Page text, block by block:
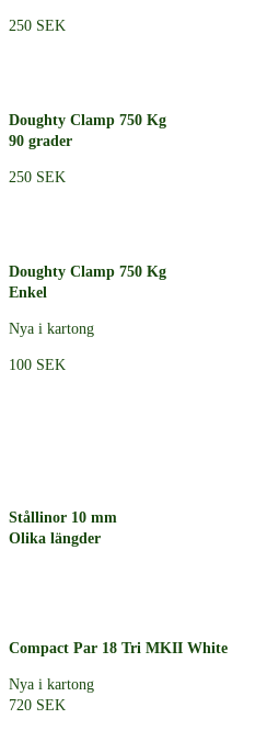
250 SEK
Doughty Clamp 750 Kg
90 grader
250 SEK
Doughty Clamp 750 Kg
Enkel
Nya i kartong
100 SEK
Stållinor 10 mm
Olika längder
Compact Par 18 Tri MKII White
Nya i kartong
720 SEK